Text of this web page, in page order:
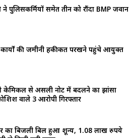
ने पुलिसकर्मियों समेत तीन को रौंदा BMP जवान
कार्यों की जमीनी हकीकत परखने पहुंचे आयुक्त
केमिकल से असली नोट में बदलने का झांसा
वाले 3 आरोपी गिरफ्तार
का बिजली बिल हुआ शून्य, 1.08 लाख रुपये